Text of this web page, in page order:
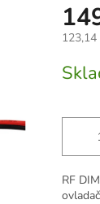
123,14
cena:
RF